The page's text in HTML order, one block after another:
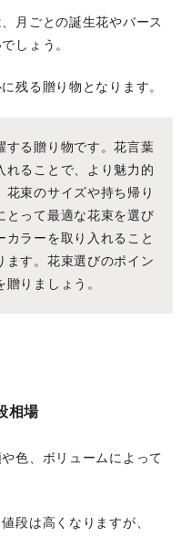
月ごとの誕生花やバース
しょう。
残る贈り物となります。
する贈り物です。花言葉
れることで、より魅力的
花束のサイズや持ち帰り
とって最適な花束を選び
カラーを取り入れること
ます。花束選びのポイン
贈りましょう。
相場
色、ボリュームによって
段は高くなりますが、